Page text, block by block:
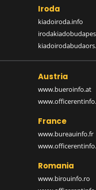
Iroda
kiadoiroda.info
Austria
www.bueroinfo.at
France
www.bureauinfo.fr
Romania
www.birouinfo.ro